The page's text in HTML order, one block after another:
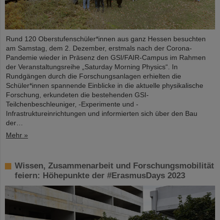
Rund 120 Oberstufenschüler*innen aus ganz Hessen besuchten
am Samstag, dem 2. Dezember, erstmals nach der Corona-
Pandemie wieder in Präsenz den GSI/FAIR-Campus im Rahmen
der Veranstaltungsreihe „Saturday Morning Physics“. In
Rundgängen durch die Forschungsanlagen erhielten die
Schüler*innen spannende Einblicke in die aktuelle physikalische
Forschung, erkundeten die bestehenden GSI-
Teilchenbeschleuniger, -Experimente und -
Infrastruktureinrichtungen und informierten sich über den Bau
der…
Mehr »
Wissen, Zusammenarbeit und Forschungsmobilität
feiern: Höhepunkte der #ErasmusDays 2023